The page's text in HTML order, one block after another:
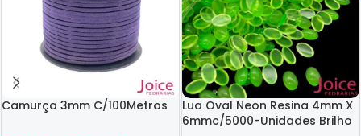
Camurça 3mm C/100Metros
Lua Oval Neon Resina 4mm X
6mmc/5000-Unidades Brilho